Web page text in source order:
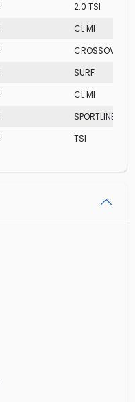
2.0 TSI
CL MI
CROSSOVER
SURF
CL MI
SPORTLINE
TSI